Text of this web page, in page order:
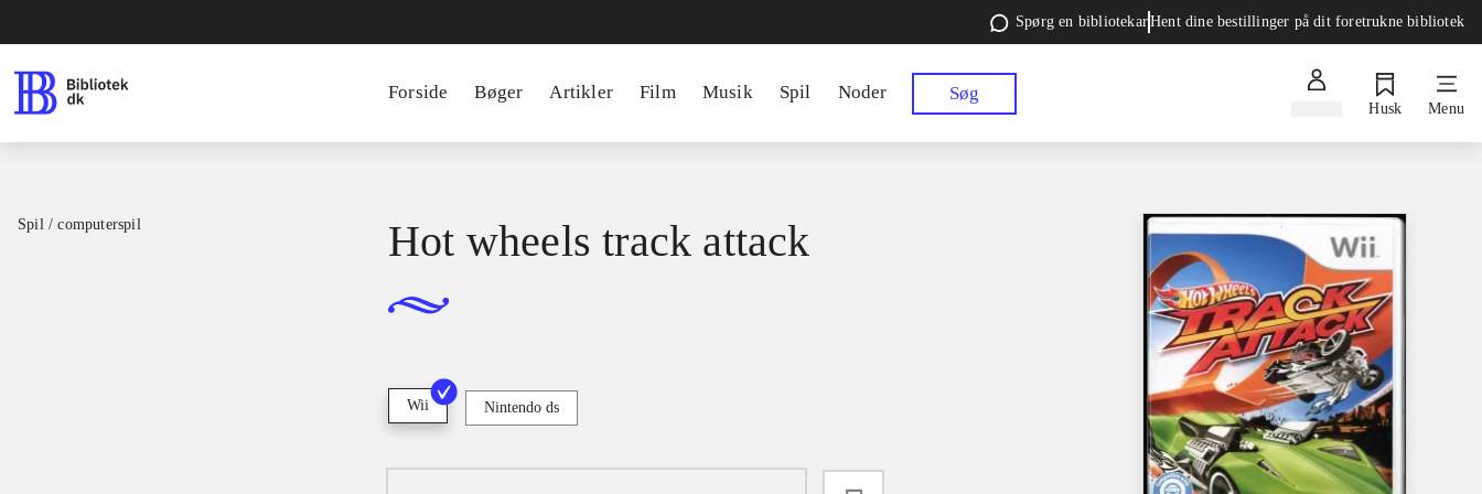
Spørg en bibliotekarHent dine bestillinger på dit foretrukne bibliotek
Forside Bøger Artikler Film Musik Spil Noder Søg
Husk Menu
Spil / computerspil Hot wheels track attack
Wii Nintendo ds